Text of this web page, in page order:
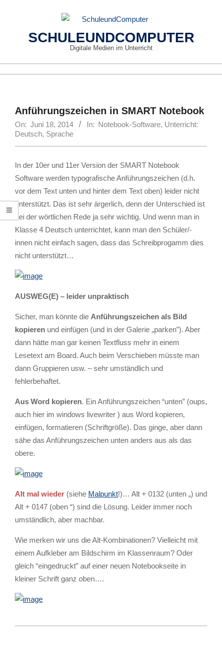
SCHULEUNDCOMPUTER
Digitale Medien im Unterricht
MenuAnführungszeichen in SMART Notebook
On: Juni 18, 2014 In: Notebook-Software, Unterricht:
Deutsch, Sprache
In der 10er und 11er Version der SMART Notebook
Software werden typografische Anführungszeichen (d.h.
vor dem Text unten und hinter dem Text oben) leider nicht
unterstützt. Das ist sehr ärgerlich, denn der Unterschied ist
bei der wörtlichen Rede ja sehr wichtig. Und wenn man in
Klasse 4 Deutsch unterrichtet, kann man den Schüler/-
innen nicht einfach sagen, dass das Schreibprogamm dies
nicht unterstützt…
AUSWEG(E) – leider unpraktisch
Sicher, man könnte die Anführungszeichen als Bild
kopieren und einfügen (und in der Galerie „parken”). Aber
dann hätte man gar keinen Textfluss mehr in einem
Lesetext am Board. Auch beim Verschieben müsste man
dann Gruppieren usw. – sehr umständlich und
fehlerbehaftet.
Aus Word kopieren. Ein Anführungszeichen “unten” (oups,
auch hier im windows livewriter ) aus Word kopieren,
einfügen, formatieren (Schriftgröße). Das ginge, aber dann
sähe das Anführungszeichen unten anders aus als das
obere.
Alt mal wieder (siehe Malpunkt!)… Alt + 0132 (unten „) und
Alt + 0147 (oben “) sind die Lösung. Leider immer noch
umständlich, aber machbar.
Wie merken wir uns die Alt-Kombinationen? Vielleicht mit
einem Aufkleber am Bildschirm im Klassenraum? Oder
gleich “eingedruckt” auf einer neuen Notebookseite in
kleiner Schrift ganz oben….